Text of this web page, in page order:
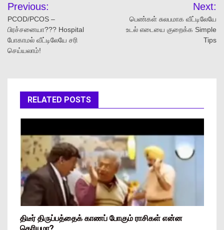
Previous:
PCOD/PCOS –
பிரச்சனையா??? Hospital
போகாமல் வீட்டிலேயே சரி
செய்யலாம்!
Next:
பெண்கள் சுலபமாக வீட்டிலேயே
உடல் எடையை குறைக்க Simple
Tips
RELATED POSTS
திடீர் திருப்பத்தைக் காணப் போகும் ராசிகள் என்ன